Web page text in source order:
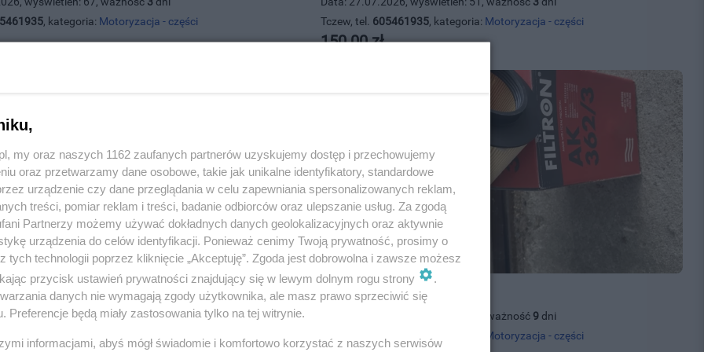
, kategoria: Motoryzacja - części
Tczew, tel. 605461935, kategoria: Motoryzacja - części
150.00 zł
samochdową
wyświetleń: 30, ważność3dni
, kategoria: Motoryzacja - części
Filtr powietrza AK 362/3
Data: 02.08.2026, wyświetleń: 17, ważność 9dni
Tczew, tel.
505864868 , kategoria: Motoryzacja - części
my oraz naszych 1162 zaufanych partnerów uzyskujemy dostęp i przechowujemy
oraz przetwarzamy dane osobowe, takie jak unikalne identyfikatory, standardowe
urządzenie czy dane przeglądania w celu zapewniania spersonalizowanych reklam,
treści, pomiar reklam i treści, badanie odbiorców oraz ulepszanie usług. Za zgodą
Partnerzy możemy używać dokładnych danych geolokalizacyjnych oraz aktywnie
urządzenia do celów identyfikacji. Ponieważ cenimy Twoją prywatność, prosimy o
tych technologii poprzez kliknięcie „Akceptuję”. Zgoda jest dobrowolna i zawsze możesz
przycisk ustawień prywatności znajdujący się w lewym dolnym rogu strony
.
danych nie wymagają zgody użytkownika, ale masz prawo sprzeciwić się
Preferencje będą miały zastosowania tylko na tej witrynie.
informacjami, abyś mógł świadomie i komfortowo korzystać z naszych serwisów